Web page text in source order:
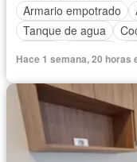
Armario empotrado
Tanque de agua
Hace 1 semana, 20 horas